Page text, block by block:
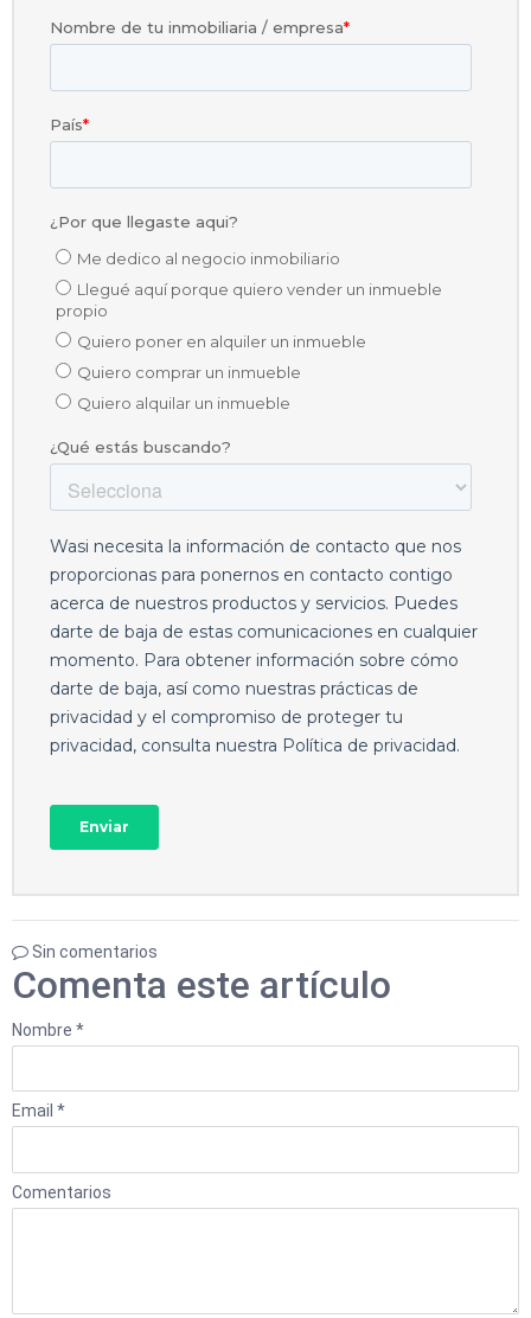
Sin comentarios
Comenta este artículo
Nombre *
Email *
Comentarios